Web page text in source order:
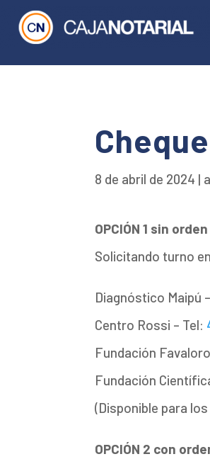
8 de abril de 2024 |
OPCIÓN 1 sin
Solicitando turno
Diagnóstico Maipú
Centro Rossi – Tel:
Fundación
Fundación
(Disponible para
OPCIÓN 2 con